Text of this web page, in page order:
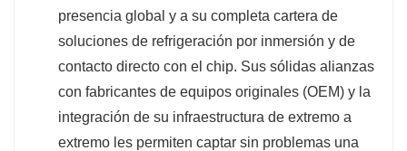
presencia global y a su completa cartera de
soluciones de refrigeración por inmersión y de
contacto directo con el chip. Sus sólidas alianzas
con fabricantes de equipos originales (OEM) y la
integración de su infraestructura de extremo a
extremo les permiten captar sin problemas una